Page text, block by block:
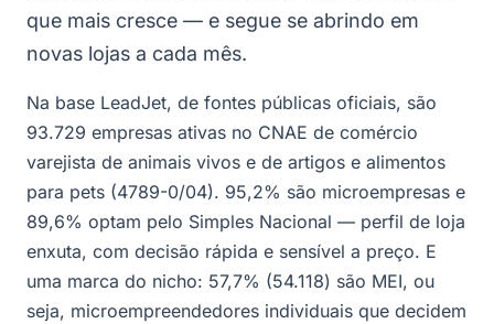
que mais cresce — e segue se abrindo em
novas lojas a cada mês.
Na base LeadJet, de fontes públicas oficiais, são
93.729 empresas ativas no CNAE de comércio
varejista de animais vivos e de artigos e alimentos
para pets (4789-0/04). 95,2% são microempresas e
89,6% optam pelo Simples Nacional — perfil de loja
enxuta, com decisão rápida e sensível a preço. E
uma marca do nicho: 57,7% (54.118) são MEI, ou
seja, microempreendedores individuais que decidem